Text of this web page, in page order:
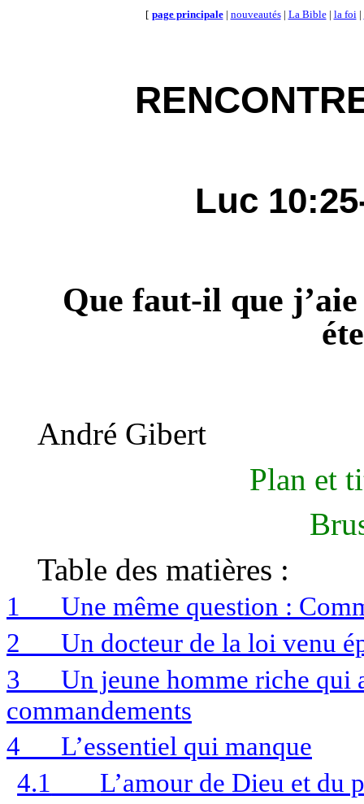
[ page principale| nouveautés| La Bible| la foi|
Luc
Que faut-il que
André Gibert
Plan et
Table des matières :
1
Une même question :
2
Un docteur de la loi venu
3
Un jeune homme riche qui
commandements
4
L’essentiel qui manque
4.1
L’amour de Dieu et du